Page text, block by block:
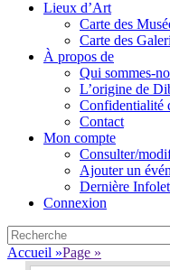
Lieux d’Art
Carte des
Carte des
À propos de
Qui sommes-
L’origine de
Confidentialité
Contact
Mon compte
Consulter/
Ajouter un
Dernière
Connexion
Search
Recherche
pour:
Accueil »Page »